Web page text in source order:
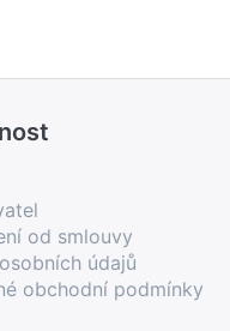
od smlouvy
údajů
obchodní podmínky